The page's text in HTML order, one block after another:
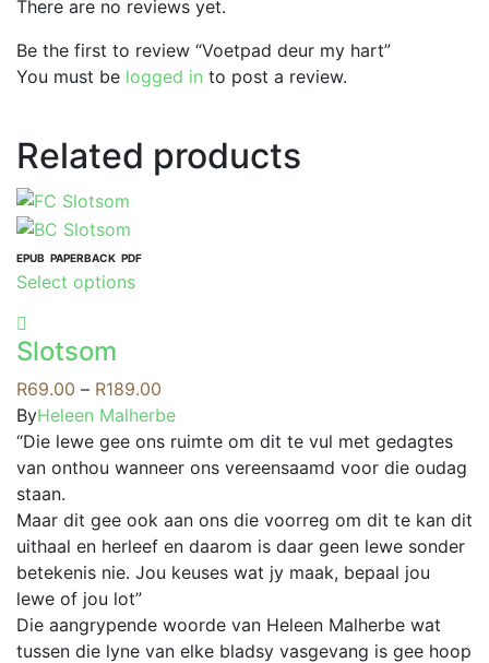
There are no reviews yet.
Be the first to review “Voetpad deur my hart”
You must be logged in to post a review.
Related products
EPUB PAPERBACK PDF
Select optionsThis
variants.
The
options
may
chosen
on
the
product
page
Slotsom
R69.00 – R189.00
range:
R69.00
through
ByHeleen Malherbe
“Die lewe gee ons ruimte om dit te vul met gedagtes
van onthou wanneer ons vereensaamd voor die oudag
staan.
Maar dit gee ook aan ons die voorreg om dit te kan dit
uithaal en herleef en daarom is daar geen lewe sonder
betekenis nie. Jou keuses wat jy maak, bepaal jou
lewe of jou lot”
Die aangrypende woorde van Heleen Malherbe wat
tussen die lyne van elke bladsy vasgevang is gee hoop